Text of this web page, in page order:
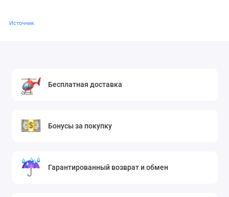
Источник
Бесплатная доставка
Бонусы за покупку
Гарантированный возврат и обмен